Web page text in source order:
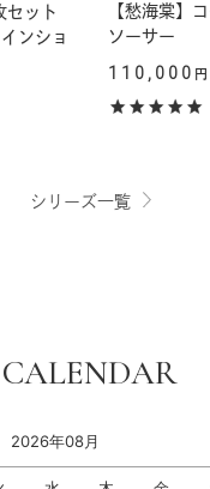
セット
ンショ
【愁海棠】
ソーサー
110,000
シリーズ一覧
CALENDAR